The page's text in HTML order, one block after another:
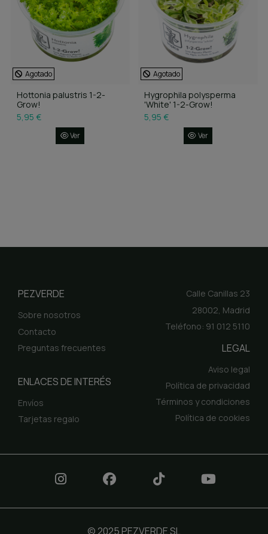
Agotado
Hottonia palustris 1-2-
Grow!
5,95 €
Ver
Agotado
Hygrophila polysperma
'White' 1-2-Grow!
5,95 €
Ver
PEZVERDE
Sobre nosotros
Contacto
Preguntas frecuentes
ENLACES DE INTERÉS
Envíos
Tarjetas regalo
Calle Canillas 23
28002, Madrid
Teléfono: 91 012 5110
LEGAL
Aviso legal
Política de privacidad
Términos y condiciones
Política de cookies
© 2025 PEZVERDE SL